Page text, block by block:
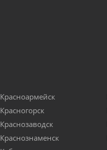
Красноармейск
Красногорск
Краснозаводск
Краснознаменск